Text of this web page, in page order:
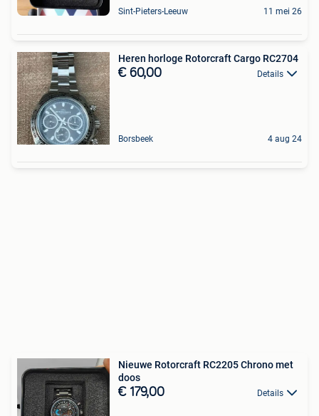
Sint-Pieters-Leeuw 11 mei 26
Heren horloge Rotorcraft Cargo RC2704
€ 60,00 Details
Borsbeek 4 aug 24
Nieuwe Rotorcraft RC2205 Chrono met
doos
€ 179,00 Details